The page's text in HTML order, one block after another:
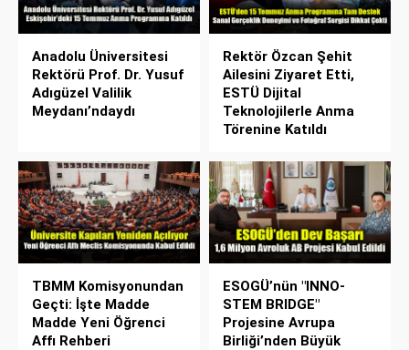
Anadolu Üniversitesi
Rektörü Prof. Dr. Yusuf
Adıgüzel Valilik
Meydanı’ndaydı
Rektör Özcan Şehit
Ailesini Ziyaret Etti,
ESTÜ Dijital
Teknolojilerle Anma
Törenine Katıldı
TBMM Komisyonundan
Geçti: İşte Madde
Madde Yeni Öğrenci
Affı Rehberi
ESOGÜ’nün "INNO-
STEM BRIDGE"
Projesine Avrupa
Birliği’nden Büyük